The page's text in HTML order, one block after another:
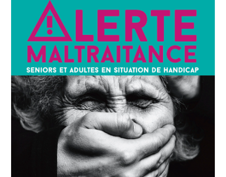
Agenda
Espace documentaire
Catalogue de la bibliothèque
Soumission d’articles pour le blog